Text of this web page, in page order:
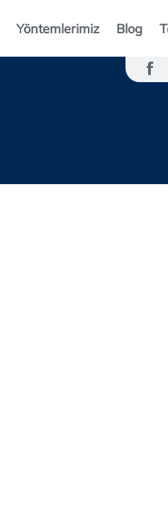
Yöntemlerimiz Blog